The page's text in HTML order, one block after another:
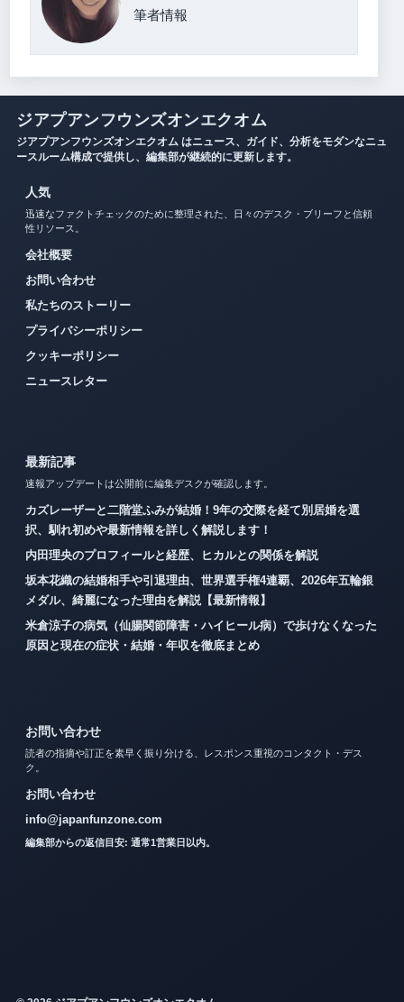
筆者情報
ジアプアンフウンズオンエクオム
ジアプアンフウンズオンエクオム はニュース、ガイド、分析をモダンなニュ
ースルーム構成で提供し、編集部が継続的に更新します。
人気
迅速なファクトチェックのために整理された、日々のデスク・ブリーフと信頼
性リソース。
会社概要
お問い合わせ
私たちのストーリー
プライバシーポリシー
クッキーポリシー
ニュースレター
最新記事
速報アップデートは公開前に編集デスクが確認します。
カズレーザーと二階堂ふみが結婚！9年の交際を経て別居婚を選
択、馴れ初めや最新情報を詳しく解説します！
内田理央のプロフィールと経歴、ヒカルとの関係を解説
坂本花織の結婚相手や引退理由、世界選手権4連覇、2026年五輪銀
メダル、綺麗になった理由を解説【最新情報】
米倉涼子の病気（仙腸関節障害・ハイヒール病）で歩けなくなった
原因と現在の症状・結婚・年収を徹底まとめ
お問い合わせ
読者の指摘や訂正を素早く振り分ける、レスポンス重視のコンタクト・デス
ク。
お問い合わせ
info@japanfunzone.com
編集部からの返信目安: 通常1営業日以内。